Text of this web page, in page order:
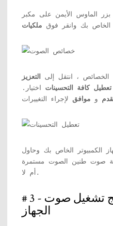
الماوس الأيمن على مكبر
بك وانقر فوق ملكيات
، انتقل إلى التعزيز
تعطيل كافة التحسينات اختيار.
و موافق
الكمبيوتر الخاص بك وحاول
صوت طنين الصوت مستمرة
أم لا.
# 3 - تحديث برنامج تشغيل صوت
الجهاز